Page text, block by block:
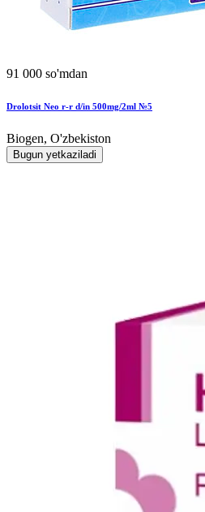
91 000 so'mdan
Drolotsit Neo r-r d/in 500mg/2ml №5
Biogen, O'zbekiston
Bugun yetkaziladi